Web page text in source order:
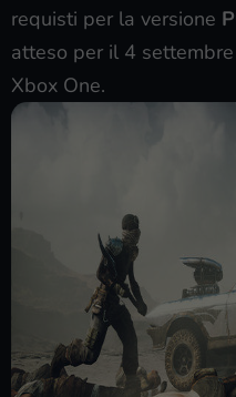
requisti per la versione
atteso per il 4
Xbox One.